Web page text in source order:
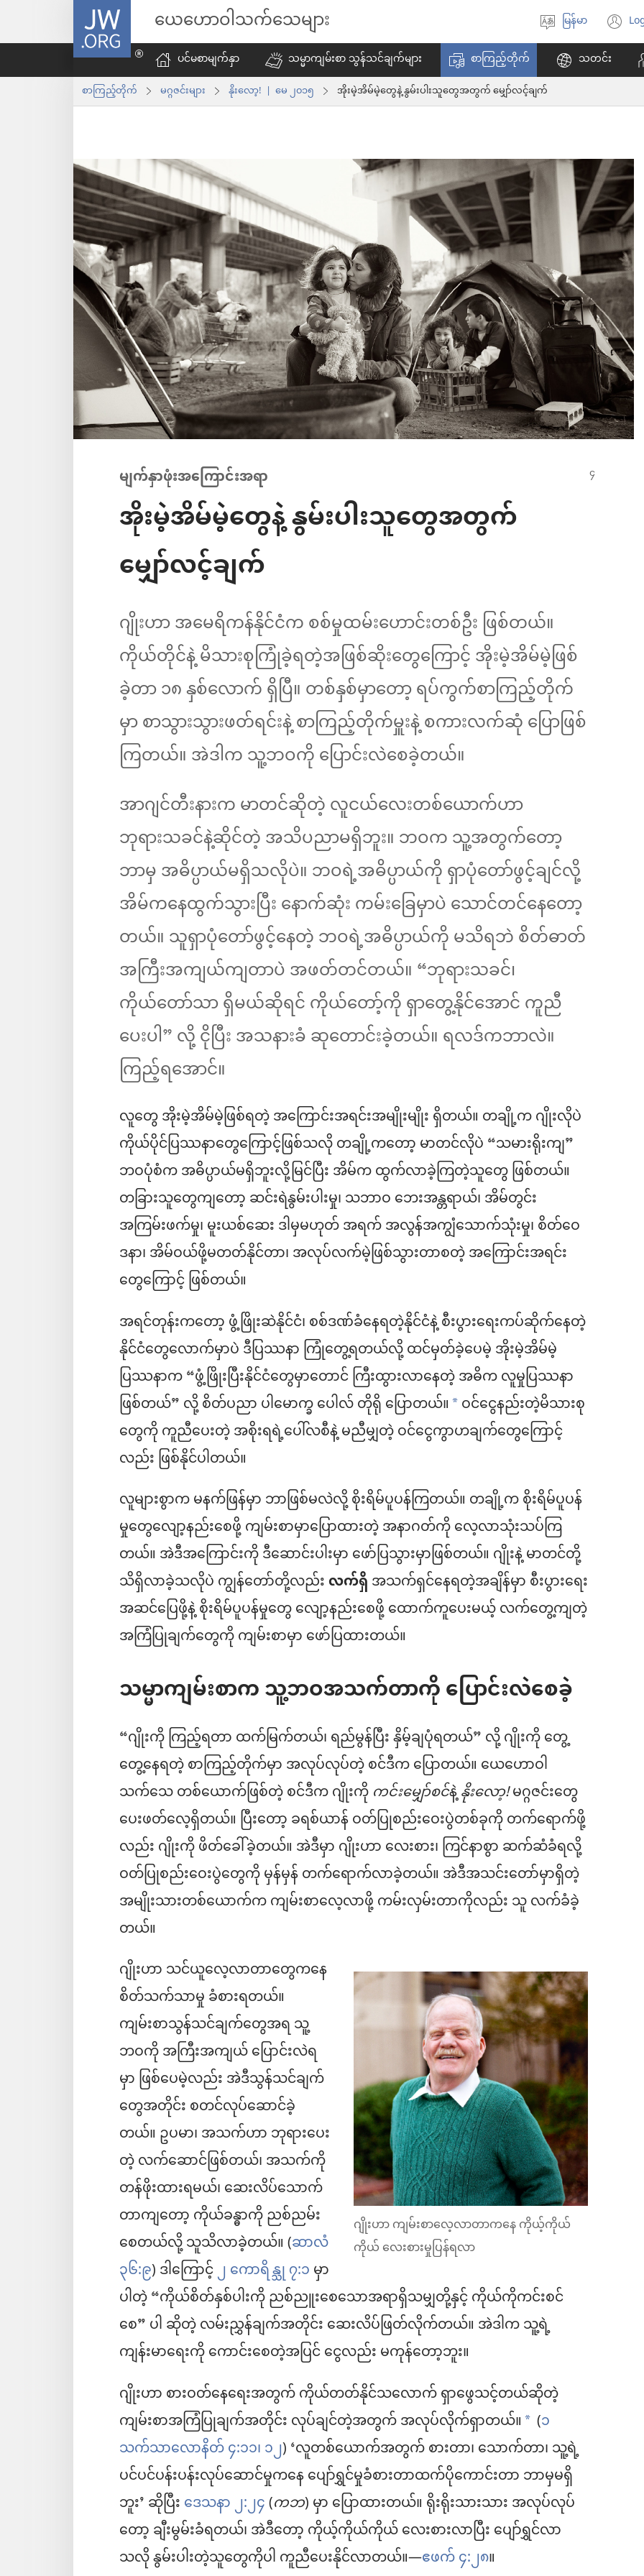
JW.ORG ယေဟောဝါသက်သေများ
ဘာသာစကား
ရွေးချယ်
ပါ
မြန်မာ
ဖွ
နေ
ပင်မစာမျက်နှာ သမ္မာကျမ်းစာ သွန်သင်ချက်များ စာကြည့်တိုက် သတင်း
စာကြည့်တိုက် မဂ္ဂဇင်းများ နိုးလော့! | မေ ၂၀၁၅ အိုးမဲ့အိမ်မဲ့တွေနဲ့ နွမ်းပါးသူတွေအတွက် မျှော်လင့်ချက်
မျက်နှာဖုံးအကြောင်းအရာ
အိုးမဲ့အိမ်မဲ့တွေနဲ့ နွမ်းပါးသူတွေအတွက်
မျှော်လင့်ချက်
ဂျိုးဟာ အမေရိကန်နိုင်ငံက စစ်မှုထမ်းဟောင်းတစ်ဦး ဖြစ်တယ်။
ကိုယ်တိုင်နဲ့ မိသားစုကြုံခဲ့ရတဲ့အဖြစ်ဆိုးတွေကြောင့် အိုးမဲ့အိမ်မဲ့ဖြစ်
ခဲ့တာ ၁၈ နှစ်လောက် ရှိပြီ။ တစ်နှစ်မှာတော့ ရပ်ကွက်စာကြည့်တိုက်
မှာ စာသွားသွားဖတ်ရင်းနဲ့ စာကြည့်တိုက်မှူးနဲ့ စကားလက်ဆုံ ပြောဖြစ်
ကြတယ်။ အဲဒါက သူ့ဘဝကို ပြောင်းလဲစေခဲ့တယ်။
အာဂျင်တီးနားက မာတင်ဆိုတဲ့ လူငယ်လေးတစ်ယောက်ဟာ
ဘုရားသခင်နဲ့ဆိုင်တဲ့ အသိပညာမရှိဘူး။ ဘဝက သူ့အတွက်တော့
ဘာမှ အဓိပ္ပာယ်မရှိသလိုပဲ။ ဘဝရဲ့အဓိပ္ပာယ်ကို ရှာပုံတော်ဖွင့်ချင်လို့
အိမ်ကနေထွက်သွားပြီး နောက်ဆုံး ကမ်းခြေမှာပဲ သောင်တင်နေတော့
တယ်။ သူရှာပုံတော်ဖွင့်နေတဲ့ ဘဝရဲ့အဓိပ္ပာယ်ကို မသိရဘဲ စိတ်ဓာတ်
အကြီးအကျယ်ကျတာပဲ အဖတ်တင်တယ်။ “ဘုရားသခင်၊
ကိုယ်တော်သာ ရှိမယ်ဆိုရင် ကိုယ်တော့်ကို ရှာတွေ့နိုင်အောင် ကူညီ
ပေးပါ” လို့ ငိုပြီး အသနားခံ ဆုတောင်းခဲ့တယ်။ ရလဒ်ကဘာလဲ။
ကြည့်ရအောင်။
လူတွေ အိုးမဲ့အိမ်မဲ့ဖြစ်ရတဲ့ အကြောင်းအရင်းအမျိုးမျိုး ရှိတယ်။ တချို့က ဂျိုးလိုပဲ
ကိုယ်ပိုင်ပြဿနာတွေကြောင့်ဖြစ်သလို တချို့ကတော့ မာတင်လိုပဲ “သမားရိုးကျ”
ဘဝပုံစံက အဓိပ္ပာယ်မရှိဘူးလို့မြင်ပြီး အိမ်က ထွက်လာခဲ့ကြတဲ့သူတွေ ဖြစ်တယ်။
တခြားသူတွေကျတော့ ဆင်းရဲနွမ်းပါးမှု၊ သဘာဝ ဘေးအန္တရာယ်၊ အိမ်တွင်း
အကြမ်းဖက်မှု၊ မူးယစ်ဆေး ဒါမှမဟုတ် အရက် အလွန်အကျွံသောက်သုံးမှု၊ စိတ်ဝေ
ဒနာ၊ အိမ်ဝယ်ဖို့မတတ်နိုင်တာ၊ အလုပ်လက်မဲ့ဖြစ်သွားတာစတဲ့ အကြောင်းအရင်း
တွေကြောင့် ဖြစ်တယ်။
အရင်တုန်းကတော့ ဖွံ့ဖြိုးဆဲနိုင်ငံ၊ စစ်ဒဏ်ခံနေရတဲ့နိုင်ငံနဲ့ စီးပွားရေးကပ်ဆိုက်နေတဲ့
နိုင်ငံတွေလောက်မှာပဲ ဒီပြဿနာ ကြုံတွေ့ရတယ်လို့ ထင်မှတ်ခဲ့ပေမဲ့ အိုးမဲ့အိမ်မဲ့
ပြဿနာက “ဖွံ့ဖြိုးပြီးနိုင်ငံတွေမှာတောင် ကြီးထွားလာနေတဲ့ အဓိက လူမှုပြဿနာ
ဖြစ်တယ်” လို့ စိတ်ပညာ ပါမောက္ခ ပေါလ် တိုရို ပြောတယ်။ * ဝင်ငွေနည်းတဲ့မိသားစု
တွေကို ကူညီပေးတဲ့ အစိုးရရဲ့ပေါ်လစီနဲ့ မညီမျှတဲ့ ဝင်ငွေကွာဟချက်တွေကြောင့်
လည်း ဖြစ်နိုင်ပါတယ်။
လူများစွာက မနက်ဖြန်မှာ ဘာဖြစ်မလဲလို့ စိုးရိမ်ပူပန်ကြတယ်။ တချို့က စိုးရိမ်ပူပန်
မှုတွေလျော့နည်းစေဖို့ ကျမ်းစာမှာပြောထားတဲ့ အနာဂတ်ကို လေ့လာသုံးသပ်ကြ
တယ်။ အဲဒီအကြောင်းကို ဒီဆောင်းပါးမှာ ဖော်ပြသွားမှာဖြစ်တယ်။ ဂျိုးနဲ့ မာတင်တို့
သိရှိလာခဲ့သလိုပဲ ကျွန်တော်တို့လည်းလက်ရှိအသက်ရှင်နေရတဲ့အချိန်မှာ စီးပွားရေး
အဆင်ပြေဖို့နဲ့ စိုးရိမ်ပူပန်မှုတွေ လျော့နည်းစေဖို့ ထောက်ကူပေးမယ့် လက်တွေ့ကျတဲ့
အကြံပြုချက်တွေကို ကျမ်းစာမှာ ဖော်ပြထားတယ်။
သမ္မာကျမ်းစာက သူ့ဘဝအသက်တာကို ပြောင်းလဲစေခဲ့
“ဂျိုးကို ကြည့်ရတာ ထက်မြက်တယ်၊ ရည်မွန်ပြီး နှိမ့်ချပုံရတယ်” လို့ ဂျိုးကို တွေ့
တွေ့နေရတဲ့ စာကြည့်တိုက်မှာ အလုပ်လုပ်တဲ့ စင်ဒီက ပြောတယ်။ ယေဟောဝါ
သက်သေ တစ်ယောက်ဖြစ်တဲ့ စင်ဒီက ဂျိုးကိုကင်းမျှော်စင်နဲ့နိုးလော့!မဂ္ဂဇင်းတွေ
ပေးဖတ်လေ့ရှိတယ်။ ပြီးတော့ ခရစ်ယာန် ဝတ်ပြုစည်းဝေးပွဲတစ်ခုကို တက်ရောက်ဖို့
လည်း ဂျိုးကို ဖိတ်ခေါ်ခဲ့တယ်။ အဲဒီမှာ ဂျိုးဟာ လေးစား၊ ကြင်နာစွာ ဆက်ဆံခံရလို့
ဝတ်ပြုစည်းဝေးပွဲတွေကို မှန်မှန် တက်ရောက်လာခဲ့တယ်။ အဲဒီအသင်းတော်မှာရှိတဲ့
အမျိုးသားတစ်ယောက်က ကျမ်းစာလေ့လာဖို့ ကမ်းလှမ်းတာကိုလည်း သူ လက်ခံခဲ့
တယ်။
ဂျိုးဟာ ကျမ်းစာလေ့လာတာကနေ ကိုယ့်ကိုယ်
ကိုယ် လေးစားမှုပြန်ရလာ
ဂျိုးဟာ သင်ယူလေ့လာတာတွေကနေ
စိတ်သက်သာမှု ခံစားရတယ်။
ကျမ်းစာသွန်သင်ချက်တွေအရ သူ့
ဘဝကို အကြီးအကျယ် ပြောင်းလဲရ
မှာ ဖြစ်ပေမဲ့လည်း အဲဒီသွန်သင်ချက်
တွေအတိုင်း စတင်လုပ်ဆောင်ခဲ့
တယ်။ ဥပမာ၊ အသက်ဟာ ဘုရားပေး
တဲ့ လက်ဆောင်ဖြစ်တယ်၊ အသက်ကို
တန်ဖိုးထားရမယ်၊ ဆေးလိပ်သောက်
တာကျတော့ ကိုယ်ခန္ဓာကို ညစ်ညမ်း
စေတယ်လို့ သူသိလာခဲ့တယ်။ (ဆာလံ
၃၆:၉) ဒါကြောင့်၂ ကောရိန္သု ၇:၁မှာ
ပါတဲ့ “ကိုယ်စိတ်နှစ်ပါးကို ညစ်ညူးစေသောအရာရှိသမျှတို့နှင့် ကိုယ်ကိုကင်းစင်
စေ” ပါ ဆိုတဲ့ လမ်းညွှန်ချက်အတိုင်း ဆေးလိပ်ဖြတ်လိုက်တယ်။ အဲဒါက သူ့ရဲ့
ကျန်းမာရေးကို ကောင်းစေတဲ့အပြင် ငွေလည်း မကုန်တော့ဘူး။
ဂျိုးဟာ စားဝတ်နေရေးအတွက် ကိုယ်တတ်နိုင်သလောက် ရှာဖွေသင့်တယ်ဆိုတဲ့
ကျမ်းစာအကြံပြုချက်အတိုင်း လုပ်ချင်တဲ့အတွက် အလုပ်လိုက်ရှာတယ်။ * (၁
သက်သာလောနိတ် ၄:၁၁၊ ၁၂) ‘လူတစ်ယောက်အတွက် စားတာ၊ သောက်တာ၊ သူ့ရဲ့
ပင်ပင်ပန်းပန်းလုပ်ဆောင်မှုကနေ ပျော်ရွှင်မှုခံစားတာထက်ပိုကောင်းတာ ဘာမှမရှိ
ဘူး’ ဆိုပြီးဒေသနာ ၂:၂၄(ကဘ) မှာ ပြောထားတယ်။ ရိုးရိုးသားသား အလုပ်လုပ်
တော့ ချီးမွမ်းခံရတယ်၊ အဲဒီတော့ ကိုယ့်ကိုယ်ကိုယ် လေးစားလာပြီး ပျော်ရွှင်လာ
သလို နွမ်းပါးတဲ့သူတွေကိုပါ ကူညီပေးနိုင်လာတယ်။—ဧဖက် ၄:၂၈။